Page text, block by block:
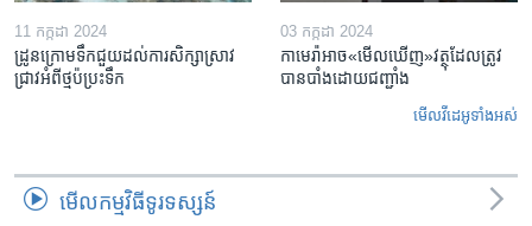
11 កក្កដា 2024
ដ្រូនក្រោមទឹកជួយដល់ការសិក្សាស្រាវ
ជ្រាវអំពីថ្មប៉ប្រះទឹក
03 កក្កដា 2024
កាមេរ៉ា​អាច«មើលឃើញ»​វត្ថុ​ដែលត្រូវ
បាន​បាំងដោយ​ជញ្ជាំង
មើល​វីដេអូ​ទាំង​អស់
មើល​កម្មវិធី​ទូរទស្សន៍